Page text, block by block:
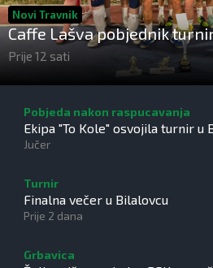
Novi Travnik
Caffe Lašva pobjednik
Prije 12 sati
Pobjeda nakon raspucavanja
Ekipa "To Kole" osvojila turnir u
Jučer
Turnir
Finalna večer u Bilalovcu
Prije 2 dana
Grbavica